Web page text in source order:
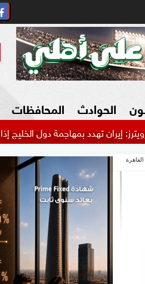
الحوادث
شكاوي المواطن
المحافظات
بمهاجمة دول الخليج إذا تعرضت